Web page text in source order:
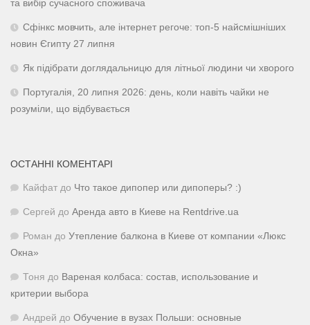
та вибір сучасного споживача
Сфінкс мовчить, але інтернет регоче: топ-5 найсмішніших
новин Єгипту 27 липня
Як підібрати доглядальницю для літньої людини чи хворого
Португалія, 20 липня 2026: день, коли навіть чайки не
розуміли, що відбувається
ОСТАННІ КОМЕНТАРІ
Кайфат до Что такое дипопер или дипоперы? :)
Сергей до Аренда авто в Киеве на Rentdrive.ua
Роман до Утепление балкона в Киеве от компании «Люкс
Окна»
Тоня до Вареная колбаса: состав, использование и
критерии выбора
Андрей до Обучение в вузах Польши: основные